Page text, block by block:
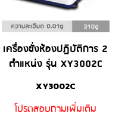
เครื่องชั่งห้องปฏิบัติการ 2
ตำแหน่ง รุ่น XY3002C
XY3002C
โปรดสอบถามเพิ่มเติม